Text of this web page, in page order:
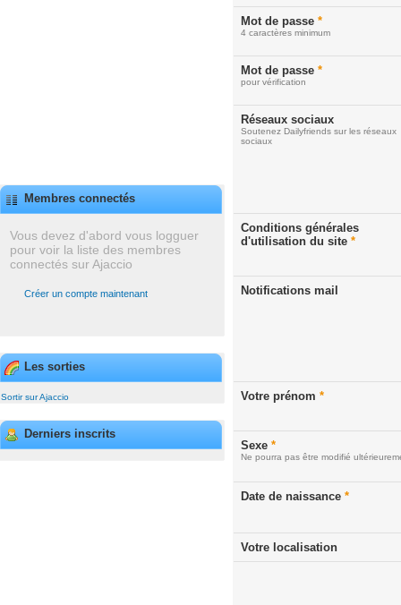
Membres connectés
Vous devez d'abord vous logguer
pour voir la liste des membres
connectés sur Ajaccio
Créer un compte maintenant
Les sorties
Sortir sur Ajaccio
Derniers inscrits
Mot de passe *
4 caractères minimum
Mot de passe *
pour vérification
Réseaux sociaux
Soutenez Dailyfriends sur les réseaux
sociaux
Conditions générales
d'utilisation du site *
Notifications mail
Votre prénom *
Sexe *
Ne pourra pas être modifié
Date de naissance *
Votre localisation